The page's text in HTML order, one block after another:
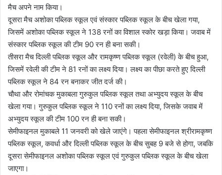
मैच अपने नाम किया।
दूसरा मैच अशोका पब्लिक स्कूल एवं संस्कार पब्लिक स्कूल के बीच खेला गया,
जिसमें अशोका पब्लिक स्कूल ने 138 रनों का विशाल स्कोर खड़ा किया। जवाब में
संस्कार पब्लिक स्कूल की टीम 90 रन ही बना सकी।
तीसरा मैच दिल्ली पब्लिक स्कूल और रामकृष्ण पब्लिक स्कूल (रवेली) के बीच हुआ,
जिसमें रवेली की टीम ने 81 रनों का लक्ष्य दिया। लक्ष्य का पीछा करते हुए दिल्ली
पब्लिक स्कूल ने 84 रन बनाकर जीत दर्ज की।
चौथा और रोमांचक मुकाबला गुरुकुल पब्लिक स्कूल तथा अभ्युदय स्कूल के बीच
खेला गया। गुरुकुल पब्लिक स्कूल ने 110 रनों का लक्ष्य दिया, जिसके जवाब में
अभ्युदय स्कूल की टीम 100 रन ही बना सकी।
सेमीफाइनल मुकाबले 11 जनवरी को खेले जाएंगे। पहला सेमीफाइनल श्रीरामकृष्ण
पब्लिक स्कूल, कवर्धा और दिल्ली पब्लिक स्कूल के बीच सुबह 9 बजे से होगा, जबकि
दूसरा सेमीफाइनल अशोका पब्लिक स्कूल एवं गुरुकुल पब्लिक स्कूल के बीच खेला
जाएगा।